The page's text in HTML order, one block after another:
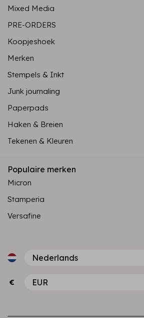
Mixed Media
PRE-ORDERS
Koopjeshoek
Merken
Stempels & Inkt
Junk journaling
Paperpads
Haken & Breien
Tekenen & Kleuren
Populaire merken
Micron
Stamperia
Versafine
€